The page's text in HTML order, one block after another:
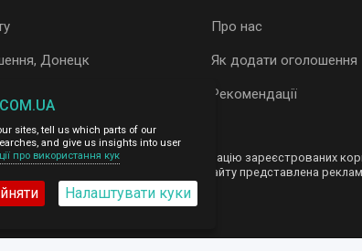
Донецк
Про нас
Як додати оголошення
Рекомендації
за зміст розміщених оголошень.
і не продаємо особисту інформацію зареєстрованих
На деяких сторінках нашого сайту представлена
sites, tell us which parts of our
and give us insights into user
про використання кук
Налаштувати куки